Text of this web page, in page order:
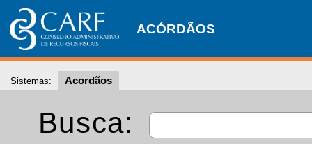
ACÓRDÃOS
Sistemas: Acordãos
Busca: